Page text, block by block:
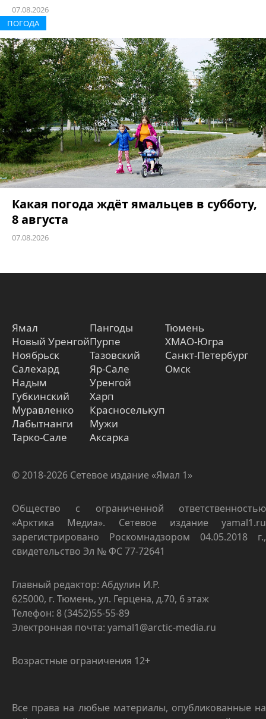
07.08.2026
ПОГОДА
Какая погода ждёт ямальцев в субботу,
8 августа
07.08.2026
Ямал
Новый Уренгой
Ноябрьск
Салехард
Надым
Губкинский
Муравленко
Лабытнанги
Тарко-Сале
Пангоды
Пурпе
Тазовский
Яр-Сале
Уренгой
Харп
Красноселькуп
Мужи
Аксарка
Тюмень
ХМАО-Югра
Санкт-Петербург
Омск
© 2018-2026 Сетевое издание «Ямал 1»
Общество с ограниченной ответственностью
«Арктика Медиа». Сетевое издание yamal1.ru
зарегистрировано Роскомнадзором 04.05.2018 г.,
свидетельство Эл № ФС 77-72641
Главный редактор: Абдулин И.Р.
625000, г. Тюмень, ул. Герцена, д.70, 6 этаж
Телефон: 8 (3452)55-55-89
Электронная почта: yamal1@arctic-media.ru
Возрастные ограничения 12+
Все права на любые материалы, опубликованные на